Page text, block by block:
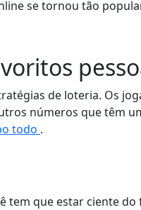
se tornou tão
de loteria. Os
números que têm
todo .
tem que estar ciente do